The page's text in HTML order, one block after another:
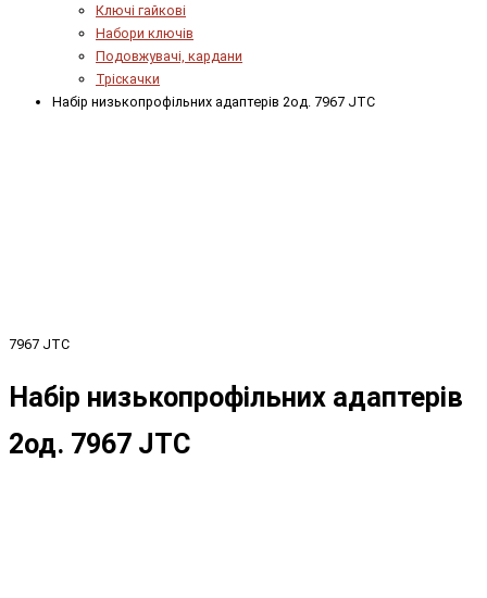
Ключі гайкові
Набори ключів
Подовжувачі, кардани
Тріскачки
Набір низькопрофільних адаптерів 2од. 7967 JTC
7967 JTC
Набір низькопрофільних адаптерів
2од. 7967 JTC